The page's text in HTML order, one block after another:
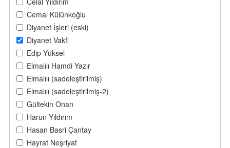
Cemal Külünkoğlu
Diyanet İşleri (eski)
Diyanet Vakfi
Edip Yüksel
Elmalılı Hamdi Yazır
Elmalılı (sadeleştirilmiş)
Elmalılı (sadeleştirilmiş-2)
Gültekin Onan
Harun Yıldırım
Hasan Basri Çantay
Hayrat Neşriyat